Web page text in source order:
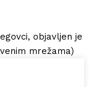
objavljen je
mrežama)